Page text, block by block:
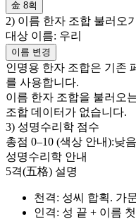
金 8획
2) 이름 한자 조합 불러오기
대상 이름: 우리
이름 변경
인명용 한자 조합은 기존
를 사용합니다.
이름 한자 조합을 불러오
조합 데이터가 없습니다.
3) 성명수리학 점수
총점 0–10 (색상 안내):낮음
성명수리학 안내
5격(五格) 설명
천격: 성씨 합획. 가
인격: 성 끝 + 이름